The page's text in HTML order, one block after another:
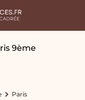
9ème
Paris